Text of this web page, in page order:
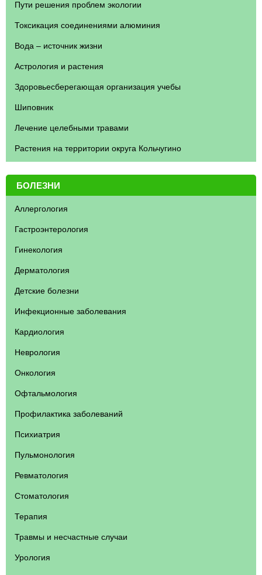
Пути решения проблем экологии
Токсикация соединениями алюминия
Вода – источник жизни
Астрология и растения
Здоровьесберегающая организация учебы
Шиповник
Лечение целебными травами
Растения на территории округа Кольчугино
БОЛЕЗНИ
Аллергология
Гастроэнтерология
Гинекология
Дерматология
Детские болезни
Инфекционные заболевания
Кардиология
Неврология
Онкология
Офтальмология
Профилактика заболеваний
Психиатрия
Пульмонология
Ревматология
Стоматология
Терапия
Травмы и несчастные случаи
Урология